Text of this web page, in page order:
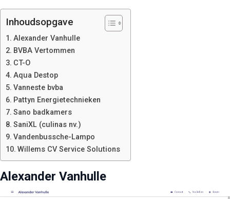
Inhoudsopgave
Alexander Vanhulle
BVBA Vertommen
CT-O
Aqua Destop
Vanneste bvba
Pattyn Energietechnieken
Sano badkamers
SaniXL (culinas nv.)
Vandenbussche-Lampo
Willems CV Service Solutions
Alexander Vanhulle